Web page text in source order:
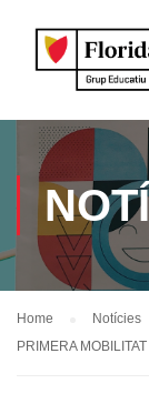
Home
Notícies
PRIMERA